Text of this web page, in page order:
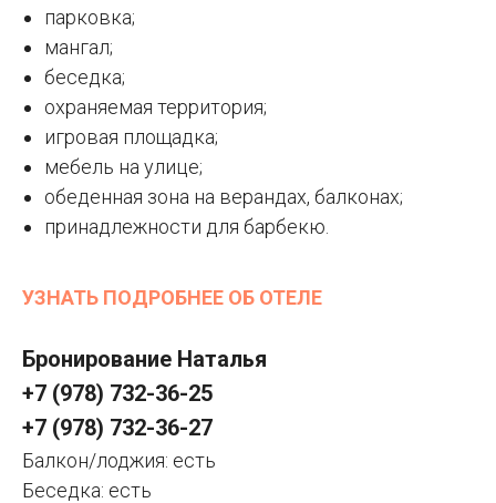
парковка;
мангал;
беседка;
охраняемая территория;
игровая площадка;
мебель на улице;
обеденная зона на верандах, балконах;
принадлежности для барбекю.
УЗНАТЬ ПОДРОБНЕЕ ОБ ОТЕЛЕ
Бронирование Наталья
+7 (978) 732-36-25
+7 (978) 732-36-27
Балкон/лоджия: есть
Беседка: есть